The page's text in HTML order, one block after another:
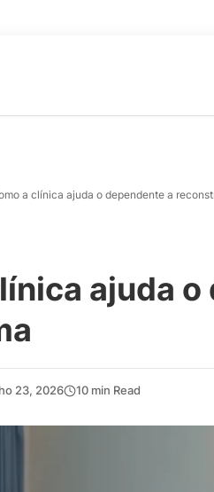
a clínica ajuda o dependente a
ajuda
23, 2026 10 min Read